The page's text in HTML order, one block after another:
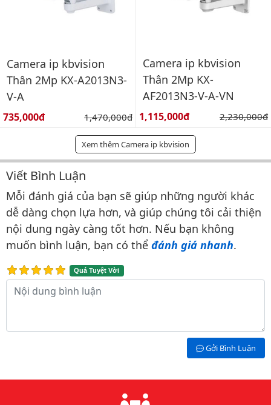
Camera ip kbvision
Thân 2Mp KX-A2013N3-
V-A
Giá bán:
735,000đ Giá gốc:
1,470,000đ
Camera ip kbvision
Thân 2Mp KX-
AF2013N3-V-A-VN
Giá bán:
1,115,000đ Giá gốc:
2,230,000đ
Xem thêm Camera ip kbvision
Bình luận & Đánh giá
Viết Bình Luận
Mỗi đánh giá của bạn sẽ giúp những người khác
dễ dàng chọn lựa hơn, và giúp chúng tôi cải thiện
nội dung ngày càng tốt hơn. Nếu bạn không
muốn bình luận, bạn có thể đánh giá nhanh.
Quá Tuyệt Vời
Nội dung bình luận
Gởi Bình Luận